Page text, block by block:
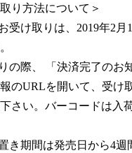
り方法について＞
受け取りは、2019年2月
の際、 「決済完了のお
のURLを開いて、受け
さい。バーコードは入
き期間は発売日から4週